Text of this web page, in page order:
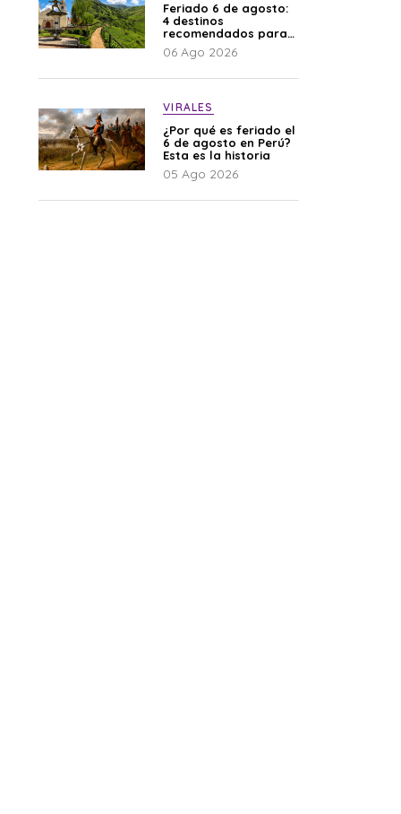
Feriado 6 de agosto:
4 destinos
recomendados para
disfrutar el descanso
06 Ago 2026
VIRALES
¿Por qué es feriado el
6 de agosto en Perú?
Esta es la historia
05 Ago 2026